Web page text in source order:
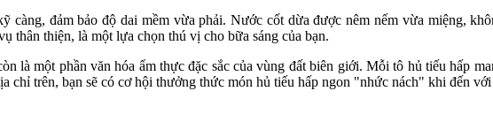
càng, đảm bảo độ dai mềm vừa phải. Nước cốt dừa được nêm nếm vừa miệng,
thân thiện, là một lựa chọn thú vị cho bữa sáng của bạn.
là một phần văn hóa ẩm thực đặc sắc của vùng đất biên giới. Mỗi tô hủ tiếu hấp
chỉ trên, bạn sẽ có cơ hội thưởng thức món hủ tiếu hấp ngon "nhức nách" khi đến